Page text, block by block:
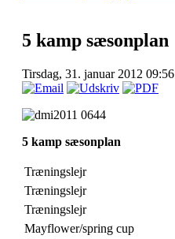
5 kamp sæsonplan
Tirsdag, 31. januar 2012 09:56
5 kamp sæsonplan
Træningslejr
Træningslejr
Træningslejr
Mayflower/spring cup